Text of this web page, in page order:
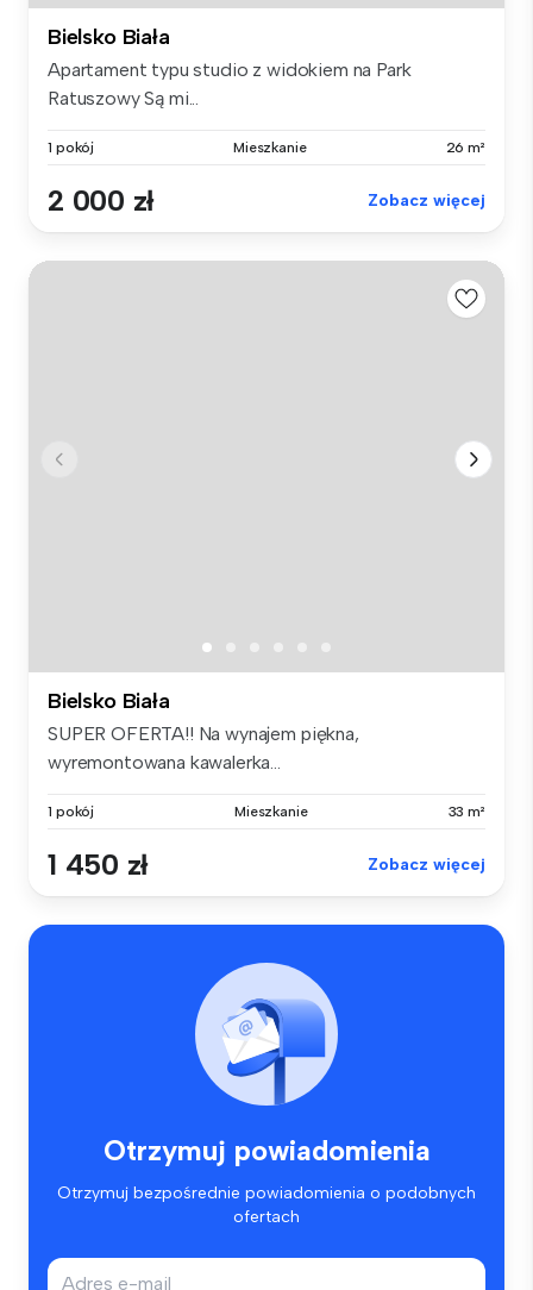
Bielsko Biała
Apartament typu studio z widokiem na Park
Ratuszowy Są mi...
1 pokój Mieszkanie 26 m²
2 000 zł Zobacz więcej
Bielsko Biała
SUPER OFERTA!! Na wynajem piękna,
wyremontowana kawalerka...
1 pokój Mieszkanie 33 m²
1 450 zł Zobacz więcej
Otrzymuj powiadomienia
Otrzymuj bezpośrednie powiadomienia o podobnych
ofertach